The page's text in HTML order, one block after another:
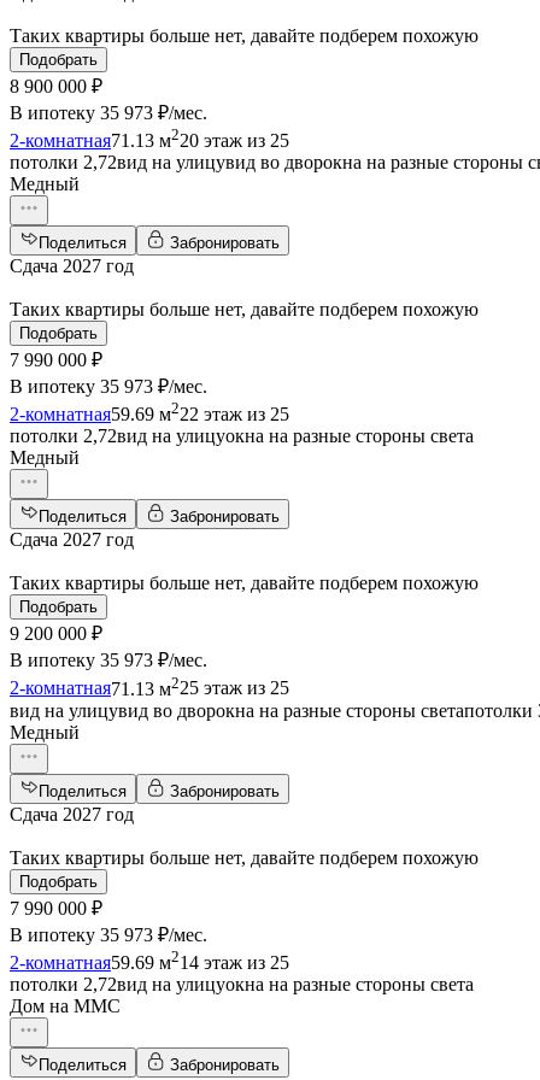
Таких квартиры больше нет, давайте подберем похожую
Подобрать
8 900 000 ₽
В ипотеку 35 973 ₽/мес.
2-комнатная71.13 м220 этаж из 25
потолки 2,72вид на улицувид во дворокна на разные стороны
Медный
Поделиться Забронировать
Сдача 2027 год
Таких квартиры больше нет, давайте подберем похожую
Подобрать
7 990 000 ₽
В ипотеку 35 973 ₽/мес.
2-комнатная59.69 м222 этаж из 25
потолки 2,72вид на улицуокна на разные стороны света
Медный
Поделиться Забронировать
Сдача 2027 год
Таких квартиры больше нет, давайте подберем похожую
Подобрать
9 200 000 ₽
В ипотеку 35 973 ₽/мес.
2-комнатная71.13 м225 этаж из 25
вид на улицувид во дворокна на разные стороны светапотолки
Медный
Поделиться Забронировать
Сдача 2027 год
Таких квартиры больше нет, давайте подберем похожую
Подобрать
7 990 000 ₽
В ипотеку 35 973 ₽/мес.
2-комнатная59.69 м214 этаж из 25
потолки 2,72вид на улицуокна на разные стороны света
Дом на ММС
Поделиться Забронировать